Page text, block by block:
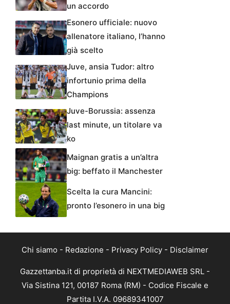
un accordo
Esonero ufficiale: nuovo
allenatore italiano, l’hanno
già scelto
Juve, ansia Tudor: altro
infortunio prima della
Champions
Juve-Borussia: assenza
last minute, un titolare va
ko
Maignan gratis a un’altra
big: beffato il Manchester
Scelta la cura Mancini:
pronto l’esonero in una big
Chi siamo - Redazione - Privacy Policy - Disclaimer
Gazzettanba.it di proprietà di NEXTMEDIAWEB SRL -
Via Sistina 121, 00187 Roma (RM) - Codice Fiscale e
Partita I.V.A. 09689341007